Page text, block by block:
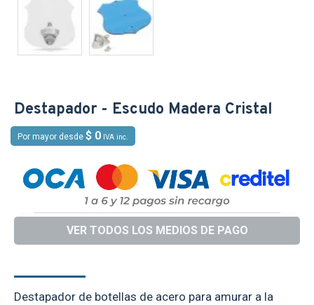
Destapador - Escudo Madera Cristal
Por mayor desde $ 0 IVA inc.
VER TODOS LOS MEDIOS DE PAGO
Destapador de botellas de acero para amurar a la